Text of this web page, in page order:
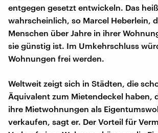
entgegen gesetzt entwickeln. Das
wahrscheinlich, so Marcel Heberlein,
Menschen über Jahre in ihrer
sie günstig ist. Im Umkehrschluss
Wohnungen frei werden.
Weltweit zeigt sich in Städten, die
Äquivalent zum Mietendeckel haben,
ihre Mietwohnungen als
verkaufen, sagt er. Der Vorteil für